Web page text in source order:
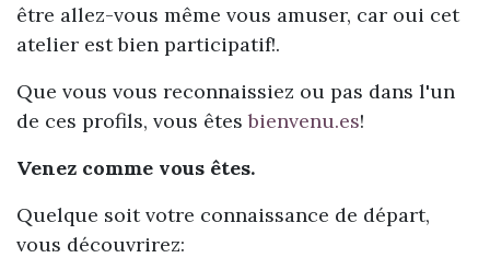
être allez-vous même vous amuser, car oui cet
atelier est bien participatif!.
Que vous vous reconnaissiez ou pas dans l'un
de ces profils, vous êtesbienvenu.es!
Venez comme vous êtes.
Quelque soit votre connaissance de départ,
vous découvrirez: